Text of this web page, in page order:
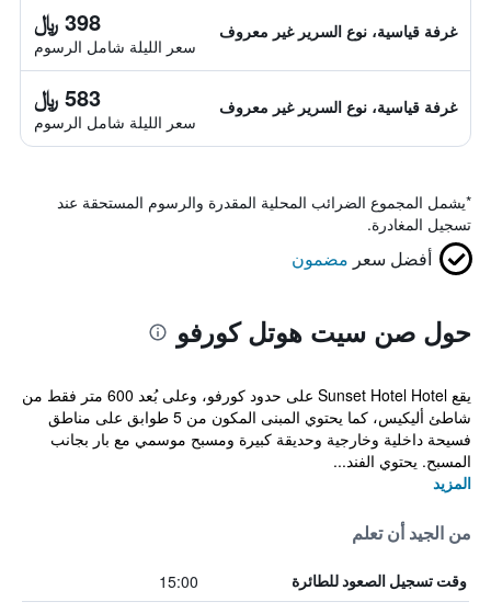
غرفة قياسية، نوع السرير غير معروف 398 ﷼
سعر الليلة شامل الرسوم
غرفة قياسية، نوع السرير غير معروف 583 ﷼
سعر الليلة شامل الرسوم
*يشمل المجموع الضرائب المحلية المقدرة والرسوم المستحقة عند
تسجيل المغادرة.
أفضل سعر مضمون
حول صن سيت هوتل كورفو
يقع Sunset Hotel Hotel على حدود كورفو، وعلى بُعد 600 متر فقط من
شاطئ أليكيس، كما يحتوي المبنى المكون من 5 طوابق على مناطق
فسيحة داخلية وخارجية وحديقة كبيرة ومسبح موسمي مع بار بجانب
المسبح. يحتوي الفند...
المزيد
من الجيد أن تعلم
وقت تسجيل الصعود للطائرة 15:00